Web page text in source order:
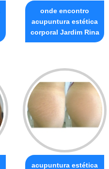
onde encontro
acupuntura estética
corporal Jardim Rina
acupuntura estética